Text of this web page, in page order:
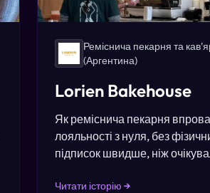
Реміснича пекарня та
(Аргентина)
Lorien Bakehouse
Як реміснича пекарня
лояльності з нуля, без
підписок швидше, ніж
Читати історію →